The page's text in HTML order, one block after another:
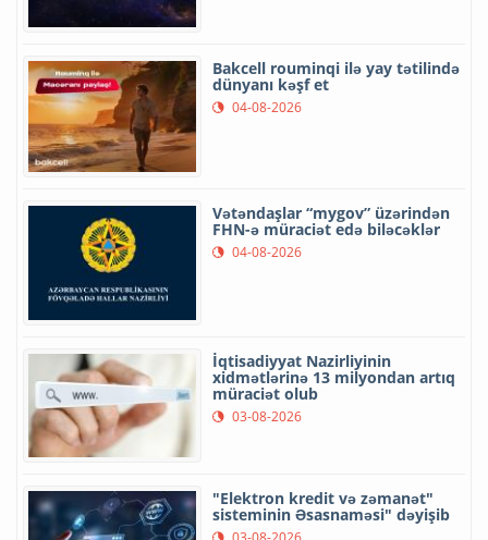
Bakcell rouminqi ilə yay tətilində
dünyanı kəşf et
04-08-2026
Vətəndaşlar “mygov” üzərindən
FHN-ə müraciət edə biləcəklər
04-08-2026
İqtisadiyyat Nazirliyinin
xidmətlərinə 13 milyondan artıq
müraciət olub
03-08-2026
"Elektron kredit və zəmanət"
sisteminin Əsasnaməsi" dəyişib